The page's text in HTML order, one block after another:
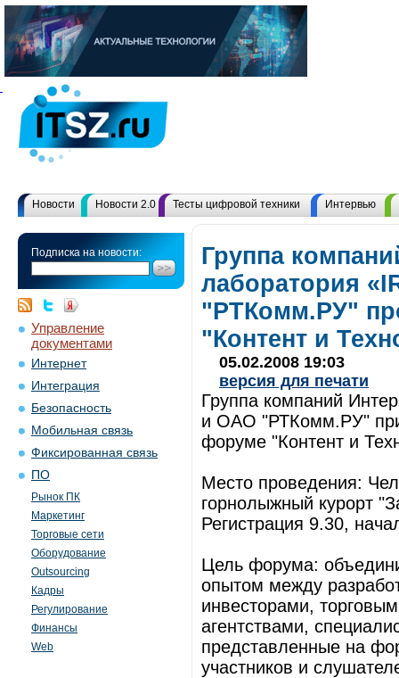
Новости Новости 2.0 Тесты цифровой техники Интервью
Подписка на новости:
Управление
документами
Интернет
Интеграция
Безопасность
Мобильная связь
Фиксированная связь
ПО
Рынок ПК
Маркетинг
Торговые сети
Оборудование
Outsourcing
Кадры
Регулирование
Финансы
Web
Группа
лаборатория
"РТКомм.РУ"
"Контент и
05.02.2008 19:03
версия для печати
Группа компаний
и ОАО "РТКомм.РУ"
форуме "Контент и
Место проведения:
горнолыжный курорт
Регистрация 9.30,
Цель форума:
опытом между
инвесторами,
агентствами,
представленные на
участников и